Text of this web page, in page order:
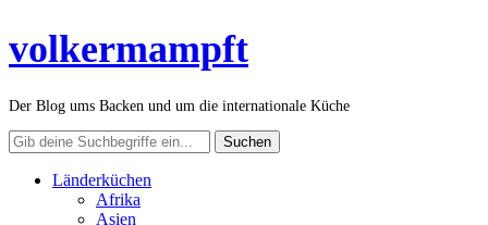
volkermampft
Der Blog ums Backen und um die internationale Küche
Länderküchen
Afrika
Asien